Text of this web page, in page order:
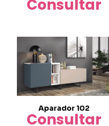
Consultar
tiene
múltiples
variantes.
Las
opciones
se
pueden
elegir
en
Aparador 102
Consultar